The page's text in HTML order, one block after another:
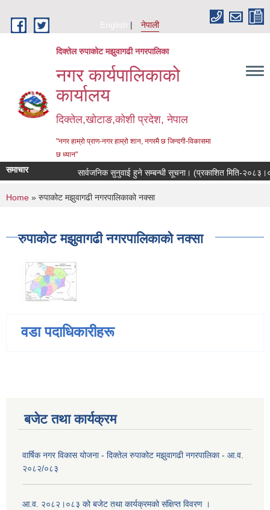
English
नेपाली
दिक्तेल रुपाकोट मझुवागढी नगरपालिका
नगर कार्यपालिकाको
कार्यालय
दिक्तेल,खोटाङ,कोशी प्रदेश, नेपाल
"नगर हाम्रो प्राण-नगर हाम्रो शान, नगरमै छ जिन्दगी-विकासमा
छ ध्यान"
समाचार सार्वजनिक सुनुवाई हुने सम्बन्धी सूचना। (प्रकाशित मिति-
You are here
Home » रुपाकोट मझुवागढी नगरपालिकाको नक्सा
रुपाकोट मझुवागढी नगरपालिकाको नक्सा
वडा पदाधिकारीहरू
बजेट तथा कार्यक्रम
वार्षिक नगर विकास योजना - दिक्तेल रुपाकोट मझुवागढी नगरपालिका - आ.व.
२०८२/०८३
आ.व. २०८२।०८३ को बजेट तथा कार्यक्रमको संक्षिप्त विवरण ।